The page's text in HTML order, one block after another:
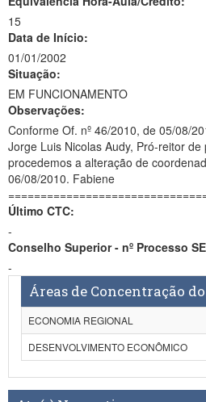
15
Data de Início:
01/01/2002
Situação:
EM FUNCIONAMENTO
Observações:
Conforme Of. nº 46/2010, de 05/08/
Jorge Luis Nicolas Audy, Pró-reitor de pesquisa e pós-graduação,
procedemos a alteração de
06/08/2010. Fabiene
Último CTC:
-
Conselho Superior - nº Processo
-
Áreas de Concentração
ECONOMIA REGIONAL
DESENVOLVIMENTO ECONÔMICO